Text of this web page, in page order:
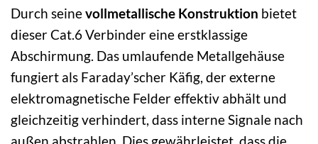
Durch seinevollmetallische Konstruktion bietet
dieser Cat.6 Verbinder eine erstklassige
Abschirmung. Das umlaufende Metallgehäuse
fungiert als Faraday’scher Käfig, der externe
elektromagnetische Felder effektiv abhält und
gleichzeitig verhindert, dass interne Signale nach